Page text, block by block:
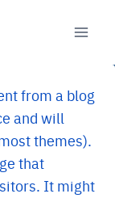
from a blog
and will
themes).
that
It might